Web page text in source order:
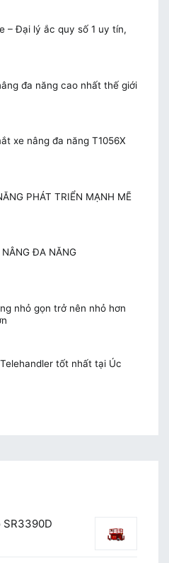
– Đại lý ắc quy số 1 uy tín,
đa năng cao nhất thế giới
xe nâng đa năng T1056X
PHÁT TRIỂN MẠNH MẼ
ĐA NĂNG
nhỏ gọn trở nên nhỏ hơn
tốt nhất tại Úc
SR3390D